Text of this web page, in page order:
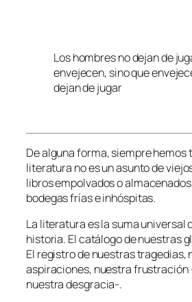
Los hombres no dejan de
envejecen, sino que
dejan de jugar
De alguna forma, siempre hemos
literatura no es un asunto de
libros empolvados o
bodegas frías e inhóspitas.
La literatura es la suma universal
historia. El catálogo de nuestras
El registro de nuestras tragedias,
aspiraciones, nuestra frustración
nuestra desgracia-.